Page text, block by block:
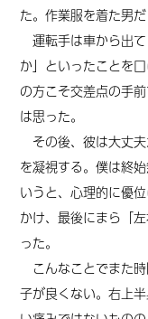
た。作業服を着た男だ
運転手は車から出
か」といったことを
の方こそ交差点の手
は思った。
その後、彼は大丈
を凝視する。僕は終
いうと、心理的に優
かけ、最後にまら「
った。
こんなことでまた
子が良くない。右上